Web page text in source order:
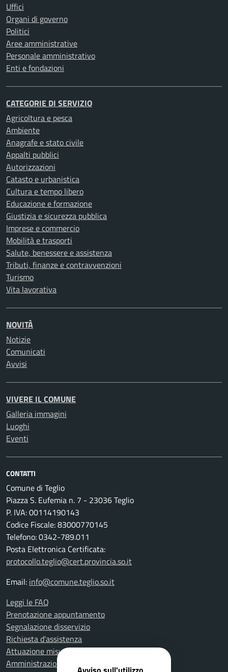
Uffici
Organi di governo
Politici
Aree amministrative
Personale amministrativo
Enti e fondazioni
CATEGORIE DI SERVIZIO
Agricoltura e pesca
Ambiente
Anagrafe e stato civile
Appalti pubblici
Autorizzazioni
Catasto e urbanistica
Cultura e tempo libero
Educazione e formazione
Giustizia e sicurezza pubblica
Imprese e commercio
Mobilità e trasporti
Salute, benessere e assistenza
Tributi, finanze e contravvenzioni
Turismo
Vita lavorativa
NOVITÀ
Notizie
Comunicati
Avvisi
VIVERE IL COMUNE
Galleria immagini
Luoghi
Eventi
CONTATTI
Comune di Teglio
Piazza S. Eufemia n. 7 - 23036 Teglio
P. IVA: 00114190143
Codice Fiscale: 83000770145
Telefono: 0342-789.011
Posta Elettronica Certificata:
protocollo.teglio@cert.provincia.so.it
Email: info@comune.teglio.so.it
Leggi le FAQ
Prenotazione appuntamento
Segnalazione disservizio
Richiesta d'assistenza
Attuazione misure PNRR
Amministrazione trasparente